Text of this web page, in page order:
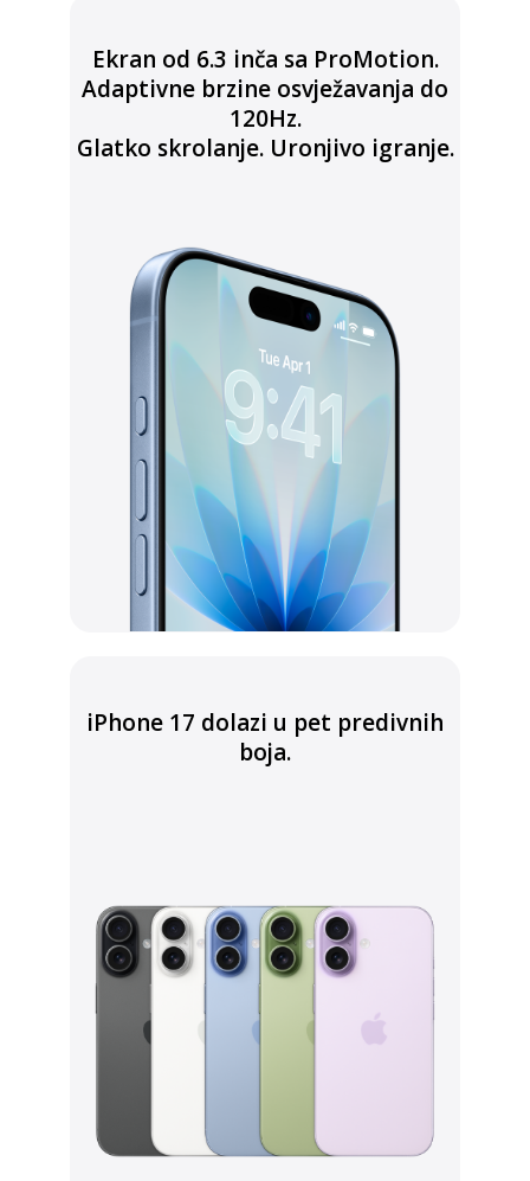
Ekran od 6.3 inča sa ProMotion.
Adaptivne brzine osvježavanja do
120Hz.
Glatko skrolanje. Uronjivo igranje.
iPhone 17 dolazi u pet predivnih
boja.